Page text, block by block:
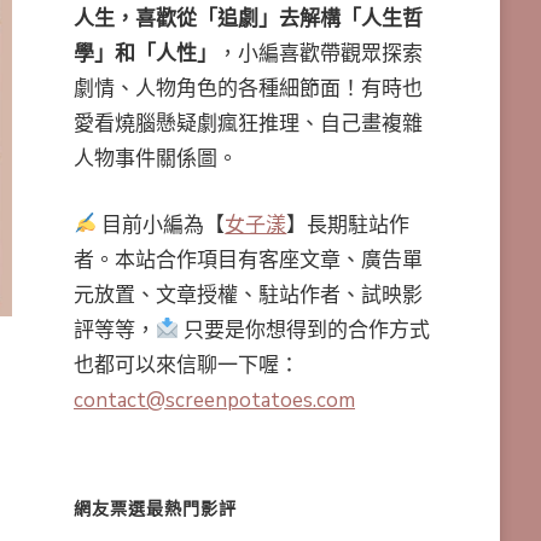
人生，喜歡從「追劇」去解構「人生哲
學」和「人性」
，小編喜歡帶觀眾探索
劇情、人物角色的各種細節面！有時也
愛看燒腦懸疑劇瘋狂推理、自己畫複雜
人物事件關係圖。
目前小編為【女子漾】長期駐站作
者。本站合作項目有客座文章、廣告單
元放置、文章授權、駐站作者、試映影
評等等，
只要是你想得到的合作方式
也都可以來信聊一下喔：
contact@screenpotatoes.com
網友票選最熱門影評